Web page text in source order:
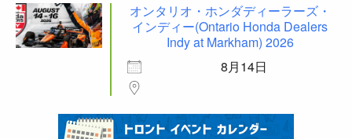
オンタリオ・ホンダディーラーズ・
インディー(Ontario Honda Dealers
Indy at Markham) 2026
8月14日